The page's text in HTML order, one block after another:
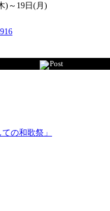
)～19日(月)
Post
の和歌祭」